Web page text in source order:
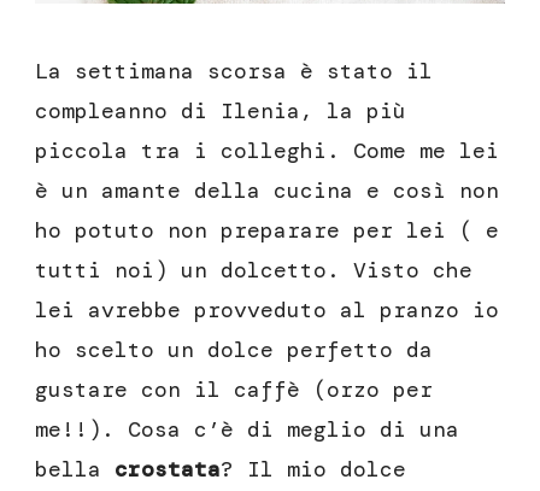
La settimana scorsa è stato il
compleanno di Ilenia, la più
piccola tra i colleghi. Come me lei
è un amante della cucina e così non
ho potuto non preparare per lei ( e
tutti noi) un dolcetto. Visto che
lei avrebbe provveduto al pranzo io
ho scelto un dolce perfetto da
gustare con il caffè (orzo per
me!!). Cosa c’è di meglio di una
bella crostata? Il mio dolce